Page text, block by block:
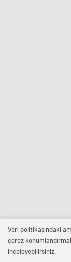
Veri politikasındaki
çerez
inceleyebilirsiniz.